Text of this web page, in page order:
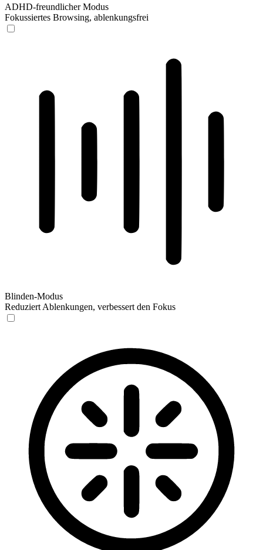
ADHD-freundlicher Modus
Fokussiertes Browsing, ablenkungsfrei
Blinden-Modus
Reduziert Ablenkungen, verbessert den Fokus